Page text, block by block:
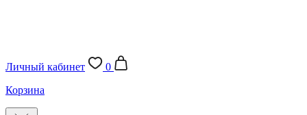
Личный кабинет
0
Корзина